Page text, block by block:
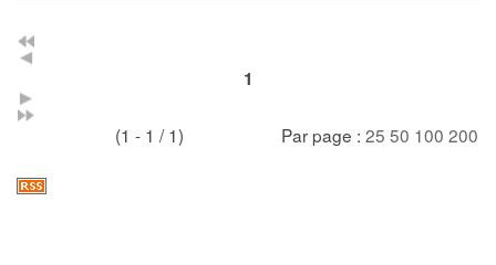
1
(1 - 1 / 1) Par page : 25 50 100 200